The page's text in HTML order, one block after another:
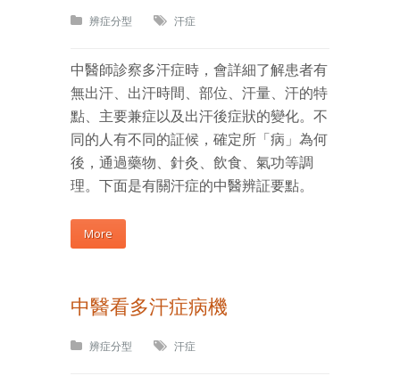
辨症分型 汗症
中醫師診察多汗症時，會詳細了解患者有
無出汗、出汗時間、部位、汗量、汗的特
點、主要兼症以及出汗後症狀的變化。不
同的人有不同的証候，確定所「病」為何
後，通過藥物、針灸、飲食、氣功等調
理。下面是有關汗症的中醫辨証要點。
More
中醫看多汗症病機
辨症分型 汗症